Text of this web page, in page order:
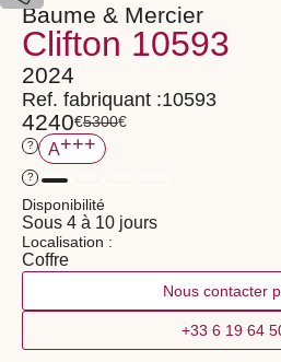
Baume & Mercier
Clifton 10593
2024
Ref. fabriquant :10593
4240€5300€
Nous contacter
+33 6 19 64
? A+++
?
Disponibilité
Sous 4 à 10 jours
Localisation :
Coffre